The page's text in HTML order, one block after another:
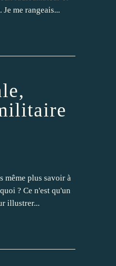
me rangeais...
même plus savoir à
? Ce n'est qu'un
illustrer...